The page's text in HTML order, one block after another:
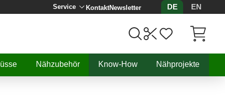
Service KontaktNewsletter DE
EN
Nähzubehör Know-How Nähprojekte